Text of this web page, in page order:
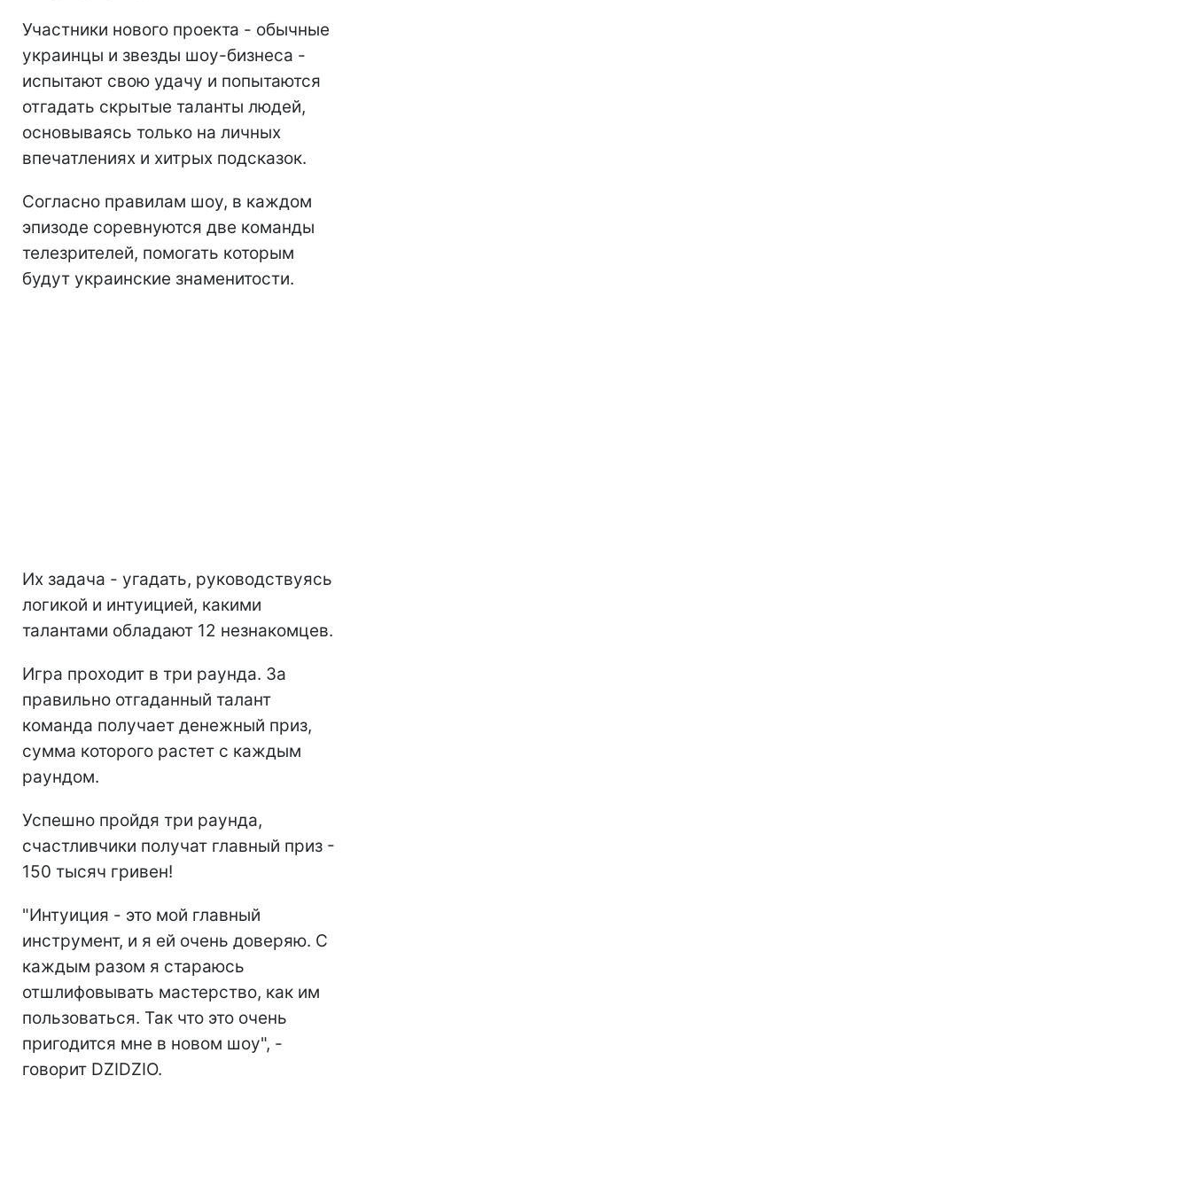
Участники нового проекта - обычные
украинцы и звезды шоу-бизнеса -
испытают свою удачу и попытаются
отгадать скрытые таланты людей,
основываясь только на личных
впечатлениях и хитрых подсказок.
Согласно правилам шоу, в каждом
эпизоде соревнуются две команды
телезрителей, помогать которым
будут украинские знаменитости.
Их задача - угадать, руководствуясь
логикой и интуицией, какими
талантами обладают 12 незнакомцев.
Игра проходит в три раунда. За
правильно отгаданный талант
команда получает денежный приз,
сумма которого растет с каждым
раундом.
Успешно пройдя три раунда,
счастливчики получат главный приз -
150 тысяч гривен!
"Интуиция - это мой главный
инструмент, и я ей очень доверяю. С
каждым разом я стараюсь
отшлифовывать мастерство, как им
пользоваться. Так что это очень
пригодится мне в новом шоу", -
говорит DZIDZIO.